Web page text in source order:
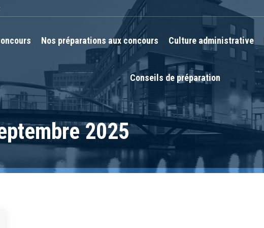
Nos préparations aux concours Culture administrative
Conseils de préparation
2025